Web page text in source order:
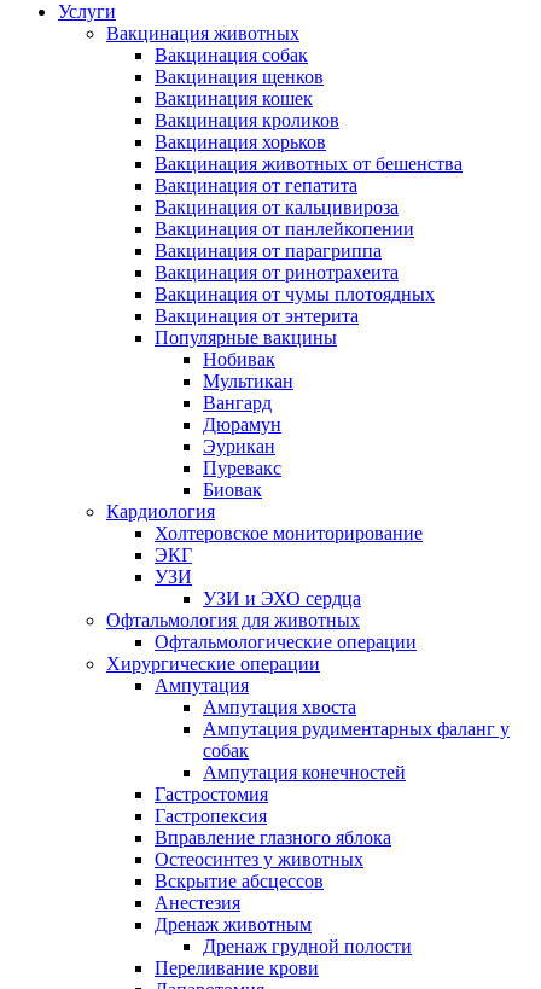
Услуги
Вакцинация животных
Вакцинация собак
Вакцинация щенков
Вакцинация кошек
Вакцинация кроликов
Вакцинация хорьков
Вакцинация животных от бешенства
Вакцинация от гепатита
Вакцинация от кальцивироза
Вакцинация от панлейкопении
Вакцинация от парагриппа
Вакцинация от ринотрахеита
Вакцинация от чумы плотоядных
Вакцинация от энтерита
Популярные вакцины
Нобивак
Мультикан
Вангард
Дюрамун
Эурикан
Пуревакс
Биовак
Кардиология
Холтеровское мониторирование
ЭКГ
УЗИ
УЗИ и ЭХО сердца
Офтальмология для животных
Офтальмологические операции
Хирургические операции
Ампутация
Ампутация хвоста
Ампутация рудиментарных фаланг у
собак
Ампутация конечностей
Гастростомия
Гастропексия
Вправление глазного яблока
Остеосинтез у животных
Вскрытие абсцессов
Анестезия
Дренаж животным
Дренаж грудной полости
Переливание крови